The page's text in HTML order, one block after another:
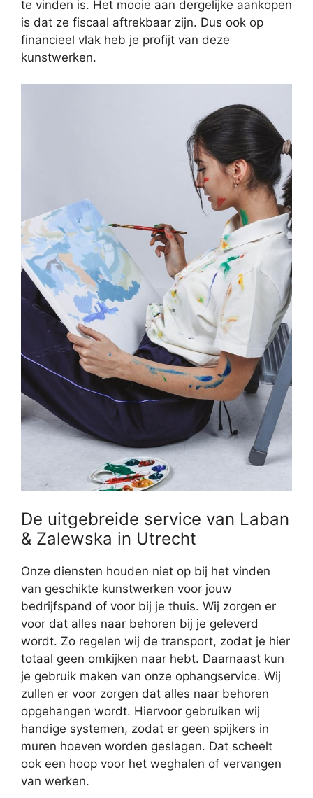
te vinden is. Het mooie aan dergelijke aankopen
is dat ze fiscaal aftrekbaar zijn. Dus ook op
financieel vlak heb je profijt van deze
kunstwerken.
De uitgebreide service van Laban
& Zalewska in Utrecht
Onze diensten houden niet op bij het vinden
van geschikte kunstwerken voor jouw
bedrijfspand of voor bij je thuis. Wij zorgen er
voor dat alles naar behoren bij je geleverd
wordt. Zo regelen wij de transport, zodat je hier
totaal geen omkijken naar hebt. Daarnaast kun
je gebruik maken van onze ophangservice. Wij
zullen er voor zorgen dat alles naar behoren
opgehangen wordt. Hiervoor gebruiken wij
handige systemen, zodat er geen spijkers in
muren hoeven worden geslagen. Dat scheelt
ook een hoop voor het weghalen of vervangen
van werken.